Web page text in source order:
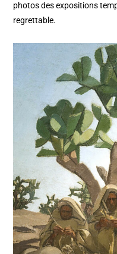
photos des expositions
regrettable.